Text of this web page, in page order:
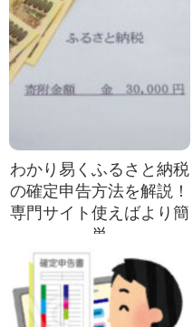
わかり易くふるさと納税
の確定申告方法を解説！
専門サイト使えばより簡
単